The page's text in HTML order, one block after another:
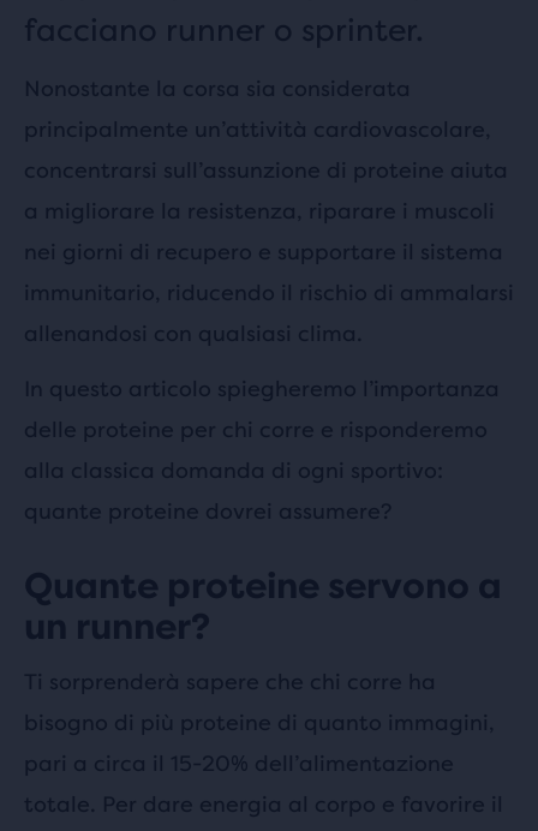
facciano runner o sprinter.
Nonostante la corsa sia considerata
principalmente un’attività cardiovascolare,
concentrarsi sull’assunzione di proteine aiuta
a migliorare la resistenza, riparare i muscoli
nei giorni di recupero e supportare il sistema
immunitario, riducendo il rischio di ammalarsi
allenandosi con qualsiasi clima.
In questo articolo spiegheremo l’importanza
delle proteine per chi corre e risponderemo
alla classica domanda di ogni sportivo:
quante proteine dovrei assumere?
Quante proteine servono a
un runner?
Ti sorprenderà sapere che chi corre ha
bisogno di più proteine di quanto immagini,
pari a circa il 15-20% dell’alimentazione
totale. Per dare energia al corpo e favorire il